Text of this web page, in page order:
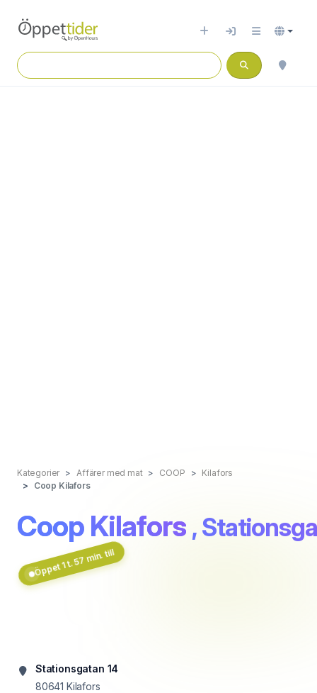
Kategorier Affärer med mat COOP
Kilafors
Coop Kilafors
Coop Kilafors ,
Öppet 1 t. 57 min. till
Stationsgatan 14
80641 Kilafors